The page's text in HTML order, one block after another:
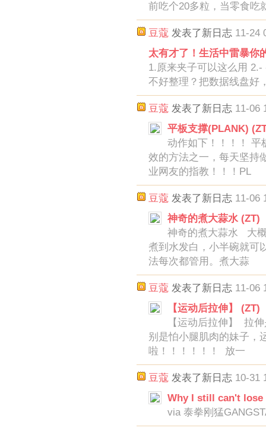
前吃个20多粒，当零食吃
豆蔻 发表了新日志 11-24
太有才了！生活中雷暴你
1.原来夹子可以这么用
不好整理？把数据线盘
豆蔻 发表了新日志 11-06
平板支撑(PLANK)
动作如下！！！！ 平
效的方法之一，每天坚持
业网友的指教！！！PL
豆蔻 发表了新日志 11-06
神奇的煮大蒜水 (ZT)
神奇的煮大蒜水 大
煮到水发白，小半碗就可
法每次都管用。煮大蒜
豆蔻 发表了新日志 11-06
【运动后拉伸】 (ZT)
【运动后拉伸】 拉
别是怕小腿肌肉的妹子，
啦！！！！！！ 放一
豆蔻 发表了新日志 10-31
Why I still can't lose
via 泰拳刚猛